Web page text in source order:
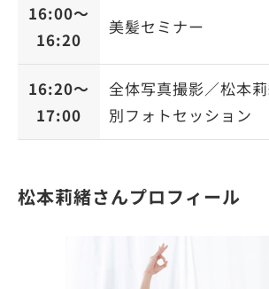
16:00〜
16:20
美髪セミナー
16:20〜
17:00
全体写真撮影／松本
別フォトセッション
松本莉緒さんプロフィール